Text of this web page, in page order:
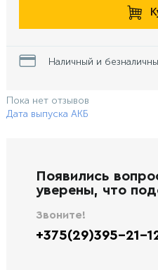
Наличный и
Пока нет отзывов
Дата выпуска АКБ
Появились
уверены, что
Звоните!
+375(29)395-21-